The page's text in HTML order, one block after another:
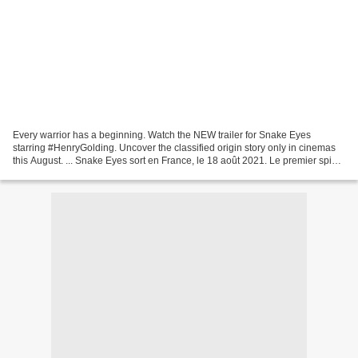
Every warrior has a beginning. Watch the NEW trailer for Snake Eyes
starring #HenryGolding. Uncover the classified origin story only in cinemas
this August. ... Snake Eyes sort en France, le 18 août 2021. Le premier spin